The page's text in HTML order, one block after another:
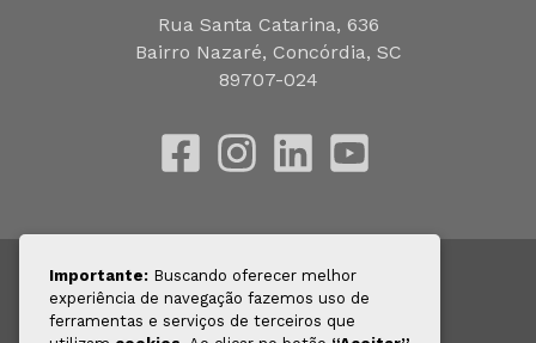
Importante: Buscando oferecer melhor
experiência de navegação fazemos uso de
ferramentas e serviços de terceiros que
Rua Santa Catarina, 636
Bairro Nazaré, Concórdia, SC
89707-024
© Marisa Dilda — Todos os direitos
reservados